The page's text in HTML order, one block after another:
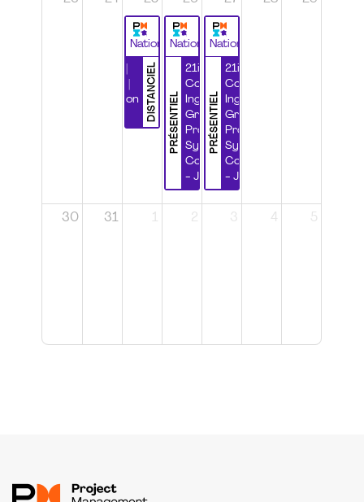
National
DISTANCIEL
Certification
National
PRÉSENTIEL
21ième
Congrès
Ingénierie
Grands
Projets et
Systèmes
Complexes
- Jour 1
National
PRÉSENTIEL
21ième
Congrès
Ingénierie
Grands
Projets et
Systèmes
Complexes
- Jour 2
30 31 1 2 3 4 5